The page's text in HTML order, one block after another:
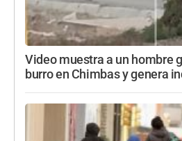
Video muestra a un hombre
burro en Chimbas y genera